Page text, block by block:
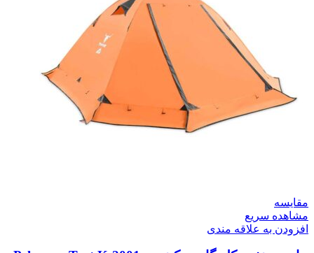
مقایسه
مشاهده سریع
افزودن به علاقه مندی